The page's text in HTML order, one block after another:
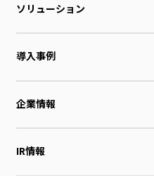
ソリューション
導入事例
企業情報
IR情報